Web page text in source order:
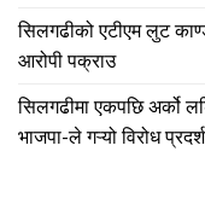
सिलगढीको एटीएम लुट
आरोपी पक्राउ
सिलगढीमा एकपछि अर्को
भाजपा-ले गऱ्यो विरोध